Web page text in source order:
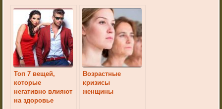
Топ 7 вещей,
которые
негативно влияют
на здоровье
Возрастные
кризисы
женщины